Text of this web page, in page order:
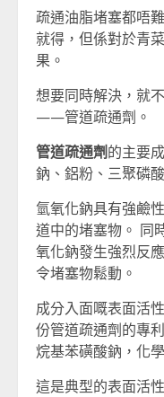
疏通油脂堵塞都唔
就得，但係對於青
果。
想要同時解決，就
——管道疏通劑。
管道疏通劑的主要
鈉、鋁粉、三聚磷
氫氧化鈉具有強鹼
道中的堵塞物。 同
氧化鈉發生強烈反
令堵塞物鬆動。
成分入面嘅表面活
份管道疏通劑的專
烷基苯磺酸鈉，化
這是典型的表面活